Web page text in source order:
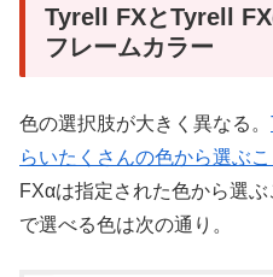
Tyrell FXとTyrell
フレームカラー
色の選択肢が大きく異なる。
らいたくさんの色から選ぶ
FXαは指定された色から選
で選べる色は次の通り。